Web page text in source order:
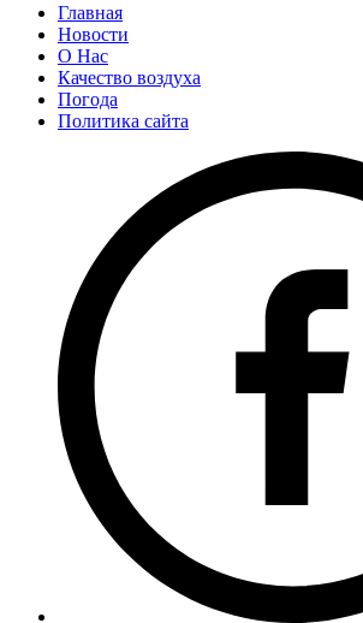
Главная
Новости
О Нас
Качество воздуха
Погода
Политика сайта